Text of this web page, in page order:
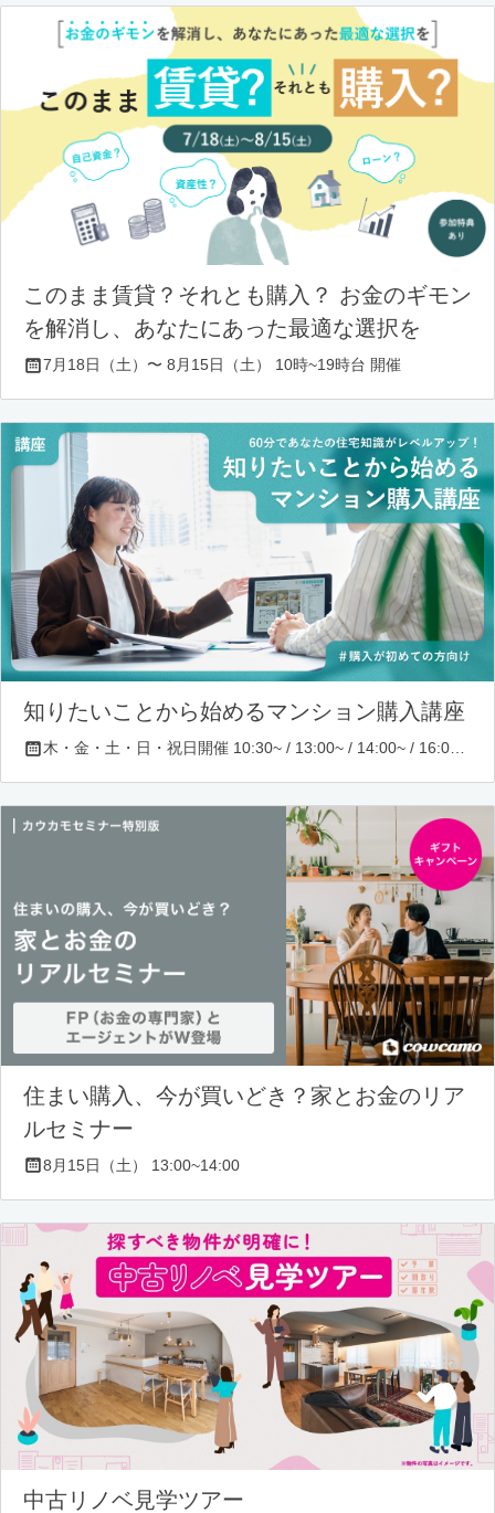
このまま賃貸？それとも購入？ お金のギモン
を解消し、あなたにあった最適な選択を
7月18日（土）〜 8月15日（土） 10時~19時台 開催
知りたいことから始めるマンション購入講座
木・金・土・日・祝日開催 10:30~ / 13:00~ / 14:00~ / 16:00~ / 17:00~/ 18:30~/ 19:30~
住まい購入、今が買いどき？家とお金のリア
ルセミナー
8月15日（土） 13:00~14:00
中古リノベ見学ツアー